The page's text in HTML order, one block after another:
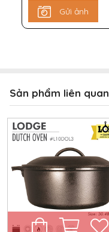
Gửi ảnh
Sản phẩm liên quan